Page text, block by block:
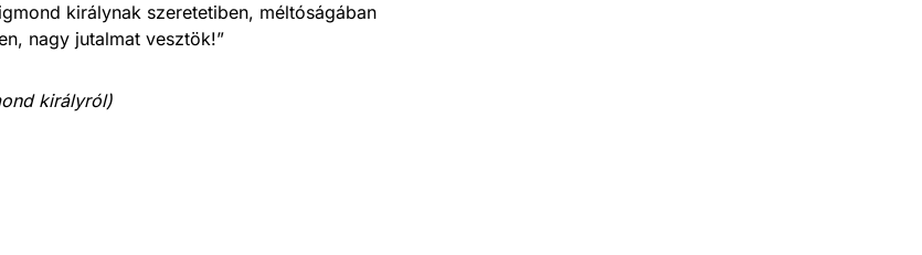
királynak szeretetiben, méltóságában
nagy jutalmat vesztök!”
királyról)